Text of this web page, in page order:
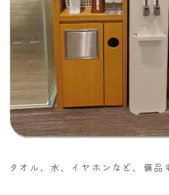
タオル、水、イヤホンなど、備品